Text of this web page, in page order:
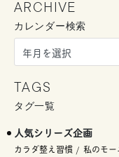
ARCHIVE
カレンダー検索
TAGS
タグ一覧
人気シリーズ企画
カラダ整え習慣 私のモ